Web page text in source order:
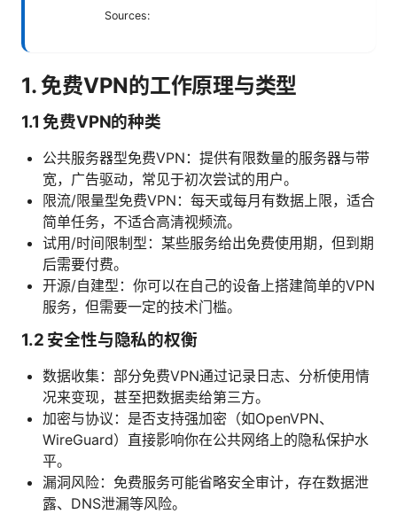
Sources:
1. 免费VPN的工作原理与类型
1.1 免费VPN的种类
公共服务器型免费VPN：提供有限数量的服务器与带
宽，广告驱动，常见于初次尝试的用户。
限流/限量型免费VPN：每天或每月有数据上限，适合
简单任务，不适合高清视频流。
试用/时间限制型：某些服务给出免费使用期，但到期
后需要付费。
开源/自建型：你可以在自己的设备上搭建简单的VPN
服务，但需要一定的技术门槛。
1.2 安全性与隐私的权衡
数据收集：部分免费VPN通过记录日志、分析使用情
况来变现，甚至把数据卖给第三方。
加密与协议：是否支持强加密（如OpenVPN、
WireGuard）直接影响你在公共网络上的隐私保护水
平。
漏洞风险：免费服务可能省略安全审计，存在数据泄
露、DNS泄漏等风险。